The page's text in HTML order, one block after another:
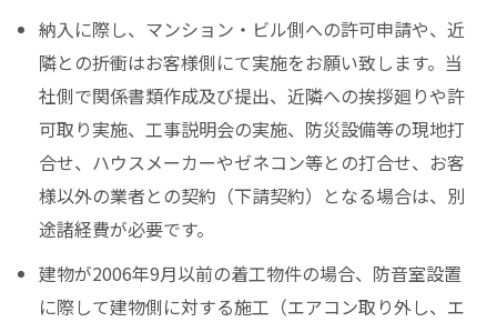
納入に際し、マンション・ビル側への許可申請や、近
隣との折衝はお客様側にて実施をお願い致します。当
社側で関係書類作成及び提出、近隣への挨拶廻りや許
可取り実施、工事説明会の実施、防災設備等の現地打
合せ、ハウスメーカーやゼネコン等との打合せ、お客
様以外の業者との契約（下請契約）となる場合は、別
途諸経費が必要です。
建物が2006年9月以前の着工物件の場合、防音室設置
に際して建物側に対する施工（エアコン取り外し、エ